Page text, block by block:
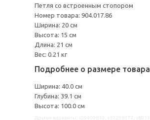
Петля со встроенным стопором
Номер товара: 904.017.86
Ширина: 20 см
Высота: 15 см
Длина: 21 см
Вес: 0.21 кг
Подробнее о размере товара
Ширина: 40.0 см
Глубина: 39.1 см
Высота: 100.0 см